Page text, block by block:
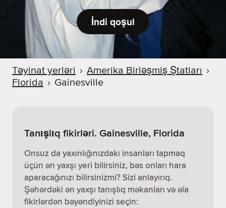
İndi qoşul
Təyinat yerləri › Amerika Birləşmiş Ştatları ›
Florida › Gainesville
Tanışlıq fikirləri. Gainesville, Florida
Onsuz da yaxınlığınızdakı insanları tapmaq
üçün ən yaxşı yeri bilirsiniz, bəs onları hara
aparacağınızı bilirsinizmi? Sizi anlayırıq.
Şəhərdəki ən yaxşı tanışlıq məkanları və əla
fikirlərdən bəyəndiyinizi seçin: